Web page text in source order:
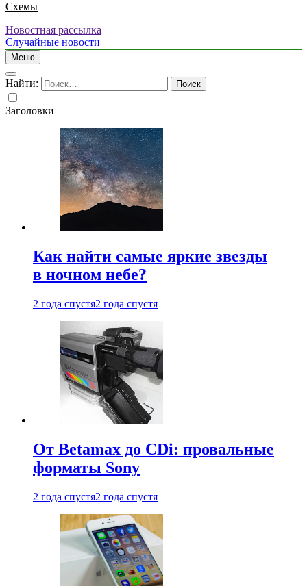
Схемы
Новостная рассылка
Случайные новости
Меню
Найти:
Заголовки
Как найти самые яркие звезды
в ночном небе?
2 года спустя2 года спустя
От Betamax до CDi: провальные
форматы Sony
2 года спустя2 года спустя